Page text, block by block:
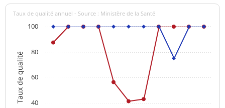
Taux de qualité
Taux de qualité annuel - Source : Ministère de la Santé
40
60
80
100